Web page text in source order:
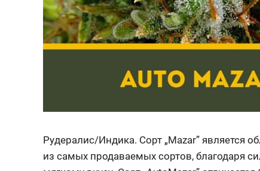
Рудералис/Индика. Сорт „Mazar” является
из самых продаваемых сортов, благодаря